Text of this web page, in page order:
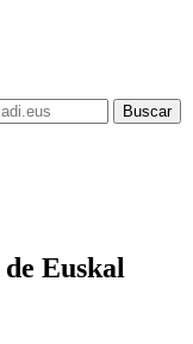
Euskal